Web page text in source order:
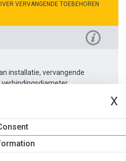
X
VERVANGENDE TOEBEHOREN
installatie, vervangende
A